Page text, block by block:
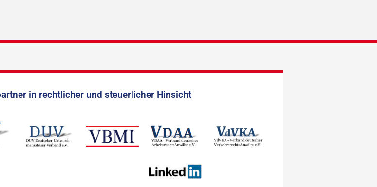
in rechtlicher und steuerlicher Hinsicht